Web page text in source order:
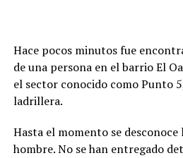
Hace pocos minutos fue
de una persona en el barrio El
el sector conocido como Punto
ladrillera.
Hasta el momento se
hombre. No se han entregado